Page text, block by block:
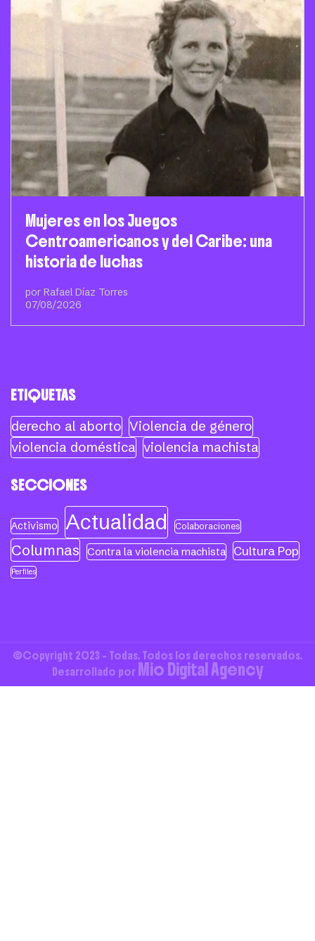
Mujeres en los Juegos
Centroamericanos y del Caribe: una
historia de luchas
por Rafael Díaz Torres
07/08/2026
ETIQUETAS
derecho al aborto Violencia de género
violencia doméstica violencia machista
SECCIONES
Activismo Actualidad Colaboraciones
Columnas Contra la violencia machista Cultura Pop
Perfiles
©Copyright 2023 - Todas. Todos los derechos reservados.
Desarrollado por Mio Digital Agency